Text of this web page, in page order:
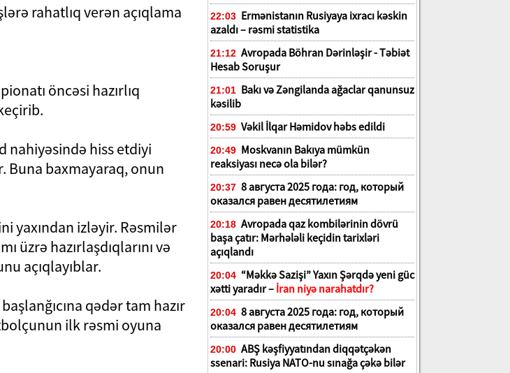
öncəsi hazırlıq
nahiyəsində hiss etdiyi
Buna baxmayaraq, onun
yaxından izləyir. Rəsmilər
üzrə hazırlaşdıqlarını və
açıqlayıblar.
qədər tam hazır
ilk rəsmi oyuna
22:03 Ermənistanın Rusiyaya ixracı kəskin
azaldı – rəsmi statistika
21:12 Avropada Böhran Dərinləşir - Təbiət
Hesab Soruşur
21:01 Bakı və Zəngilanda ağaclar qanunsuz
kəsilib
20:59 Vəkil İlqar Həmidov həbs edildi
20:49 Moskvanın Bakıya mümkün
reaksiyası necə ola bilər?
20:37 8 августа 2025 года: год, который
оказался равен десятилетиям
20:18 Avropada qaz kombilərinin dövrü
başa çatır: Mərhələli keçidin tarixləri
açıqlandı
20:04 “Məkkə Sazişi” Yaxın Şərqdə yeni güc
xətti yaradır – İran niyə narahatdır?
20:04 8 августа 2025 года: год, который
оказался равен десятилетиям
20:00 ABŞ kəşfiyyatından diqqətçəkən
ssenari: Rusiya NATO-nu sınağa çəkə bilər